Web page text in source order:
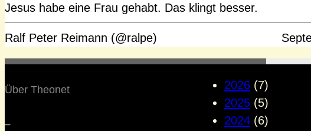
Jesus habe eine Frau gehabt. Das klingt besser.
Ralf Peter Reimann (@ralpe)
Über Theonet
–
2026 (7)
2025 (5)
2024 (6)